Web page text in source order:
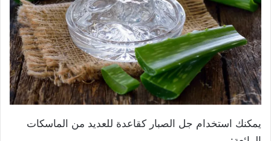
يمكنك استخدام جل الصبار كقاعدة للعديد من الماسكات